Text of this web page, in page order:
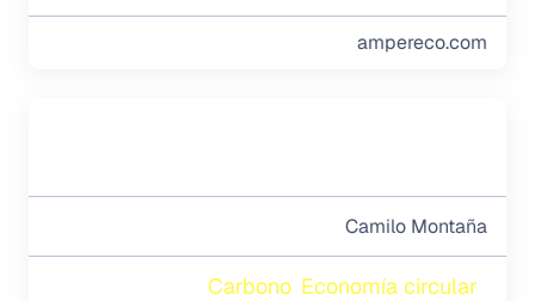
ampereco.com
Camilo Montaña
Carbono Economía circular